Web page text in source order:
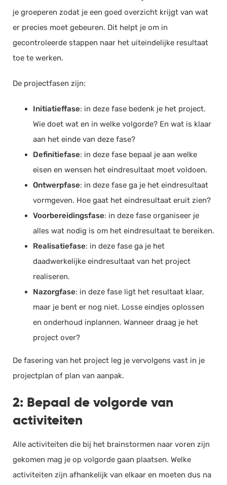
je groeperen zodat je een goed overzicht krijgt van wat
er precies moet gebeuren. Dit helpt je om in
gecontroleerde stappen naar het uiteindelijke resultaat
toe te werken.
De projectfasen zijn:
Initiatieffase: in deze fase bedenk je het project.
Wie doet wat en in welke volgorde? En wat is klaar
aan het einde van deze fase?
Definitiefase: in deze fase bepaal je aan welke
eisen en wensen het eindresultaat moet voldoen.
Ontwerpfase: in deze fase ga je het eindresultaat
vormgeven. Hoe gaat het eindresultaat eruit zien?
Voorbereidingsfase: in deze fase organiseer je
alles wat nodig is om het eindresultaat te bereiken.
Realisatiefase: in deze fase ga je het
daadwerkelijke eindresultaat van het project
realiseren.
Nazorgfase: in deze fase ligt het resultaat klaar,
maar je bent er nog niet. Losse eindjes oplossen
en onderhoud inplannen. Wanneer draag je het
project over?
De fasering van het project leg je vervolgens vast in je
projectplan of plan van aanpak.
2: Bepaal de volgorde van
activiteiten
Alle activiteiten die bij het brainstormen naar voren zijn
gekomen mag je op volgorde gaan plaatsen. Welke
activiteiten zijn afhankelijk van elkaar en moeten dus na